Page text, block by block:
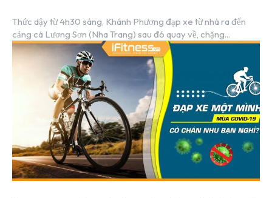
Thức dậy từ 4h30 sáng, Khánh Phương đạp xe từ nhà ra đến
cảng cá Lương Sơn (Nha Trang) sau đó quay về, chặng...